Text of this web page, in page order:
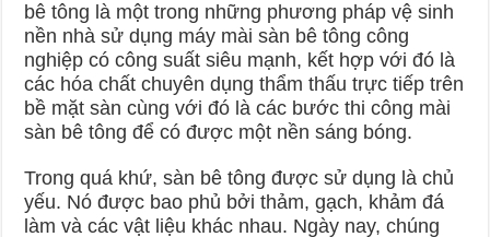
bê tông là một trong những phương pháp vệ sinh
nền nhà sử dụng máy mài sàn bê tông công
nghiệp có công suất siêu mạnh, kết hợp với đó là
các hóa chất chuyên dụng thẩm thấu trực tiếp trên
bề mặt sàn cùng với đó là các bước thi công mài
sàn bê tông để có được một nền sáng bóng.
Trong quá khứ, sàn bê tông được sử dụng là chủ
yếu. Nó được bao phủ bởi thảm, gạch, khảm đá
làm và các vật liệu khác nhau. Ngày nay, chúng